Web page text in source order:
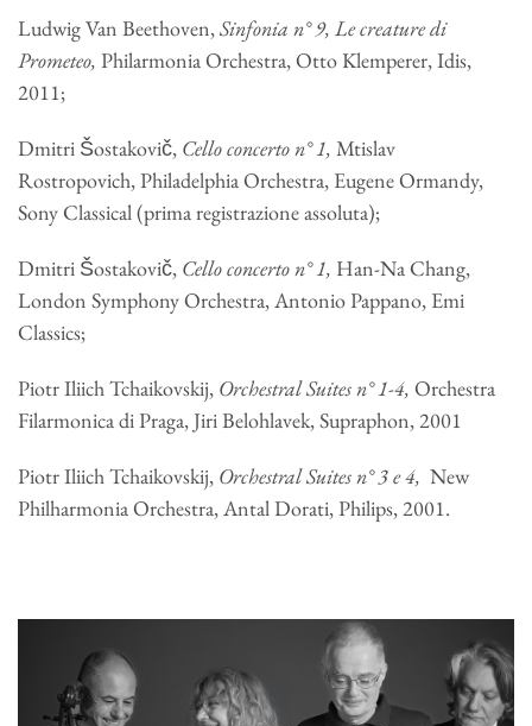
Ludwig Van Beethoven,Sinfonia n° 9, Le creature di
Prometeo, Philarmonia Orchestra, Otto Klemperer, Idis,
2011;
Dmitri Šostakovič, Cello concerto n° 1, Mtislav
Rostropovich, Philadelphia Orchestra, Eugene Ormandy,
Sony Classical (prima registrazione assoluta);
Dmitri Šostakovič, Cello concerto n° 1, Han-Na Chang,
London Symphony Orchestra, Antonio Pappano, Emi
Classics;
Piotr Iliich Tchaikovskij, OrchestralSuites n° 1-4, Orchestra
Filarmonica di Praga, Jiri Belohlavek, Supraphon, 2001
Piotr Iliich Tchaikovskij, OrchestralSuites n° 3 e 4, New
Philharmonia Orchestra, Antal Dorati, Philips, 2001.